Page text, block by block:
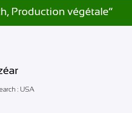
Production végétale”
: USA